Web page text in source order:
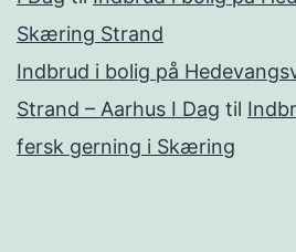
Skæring Strand
Indbrud i bolig på
Strand – Aarhus I Dag til
fersk gerning i Skæring